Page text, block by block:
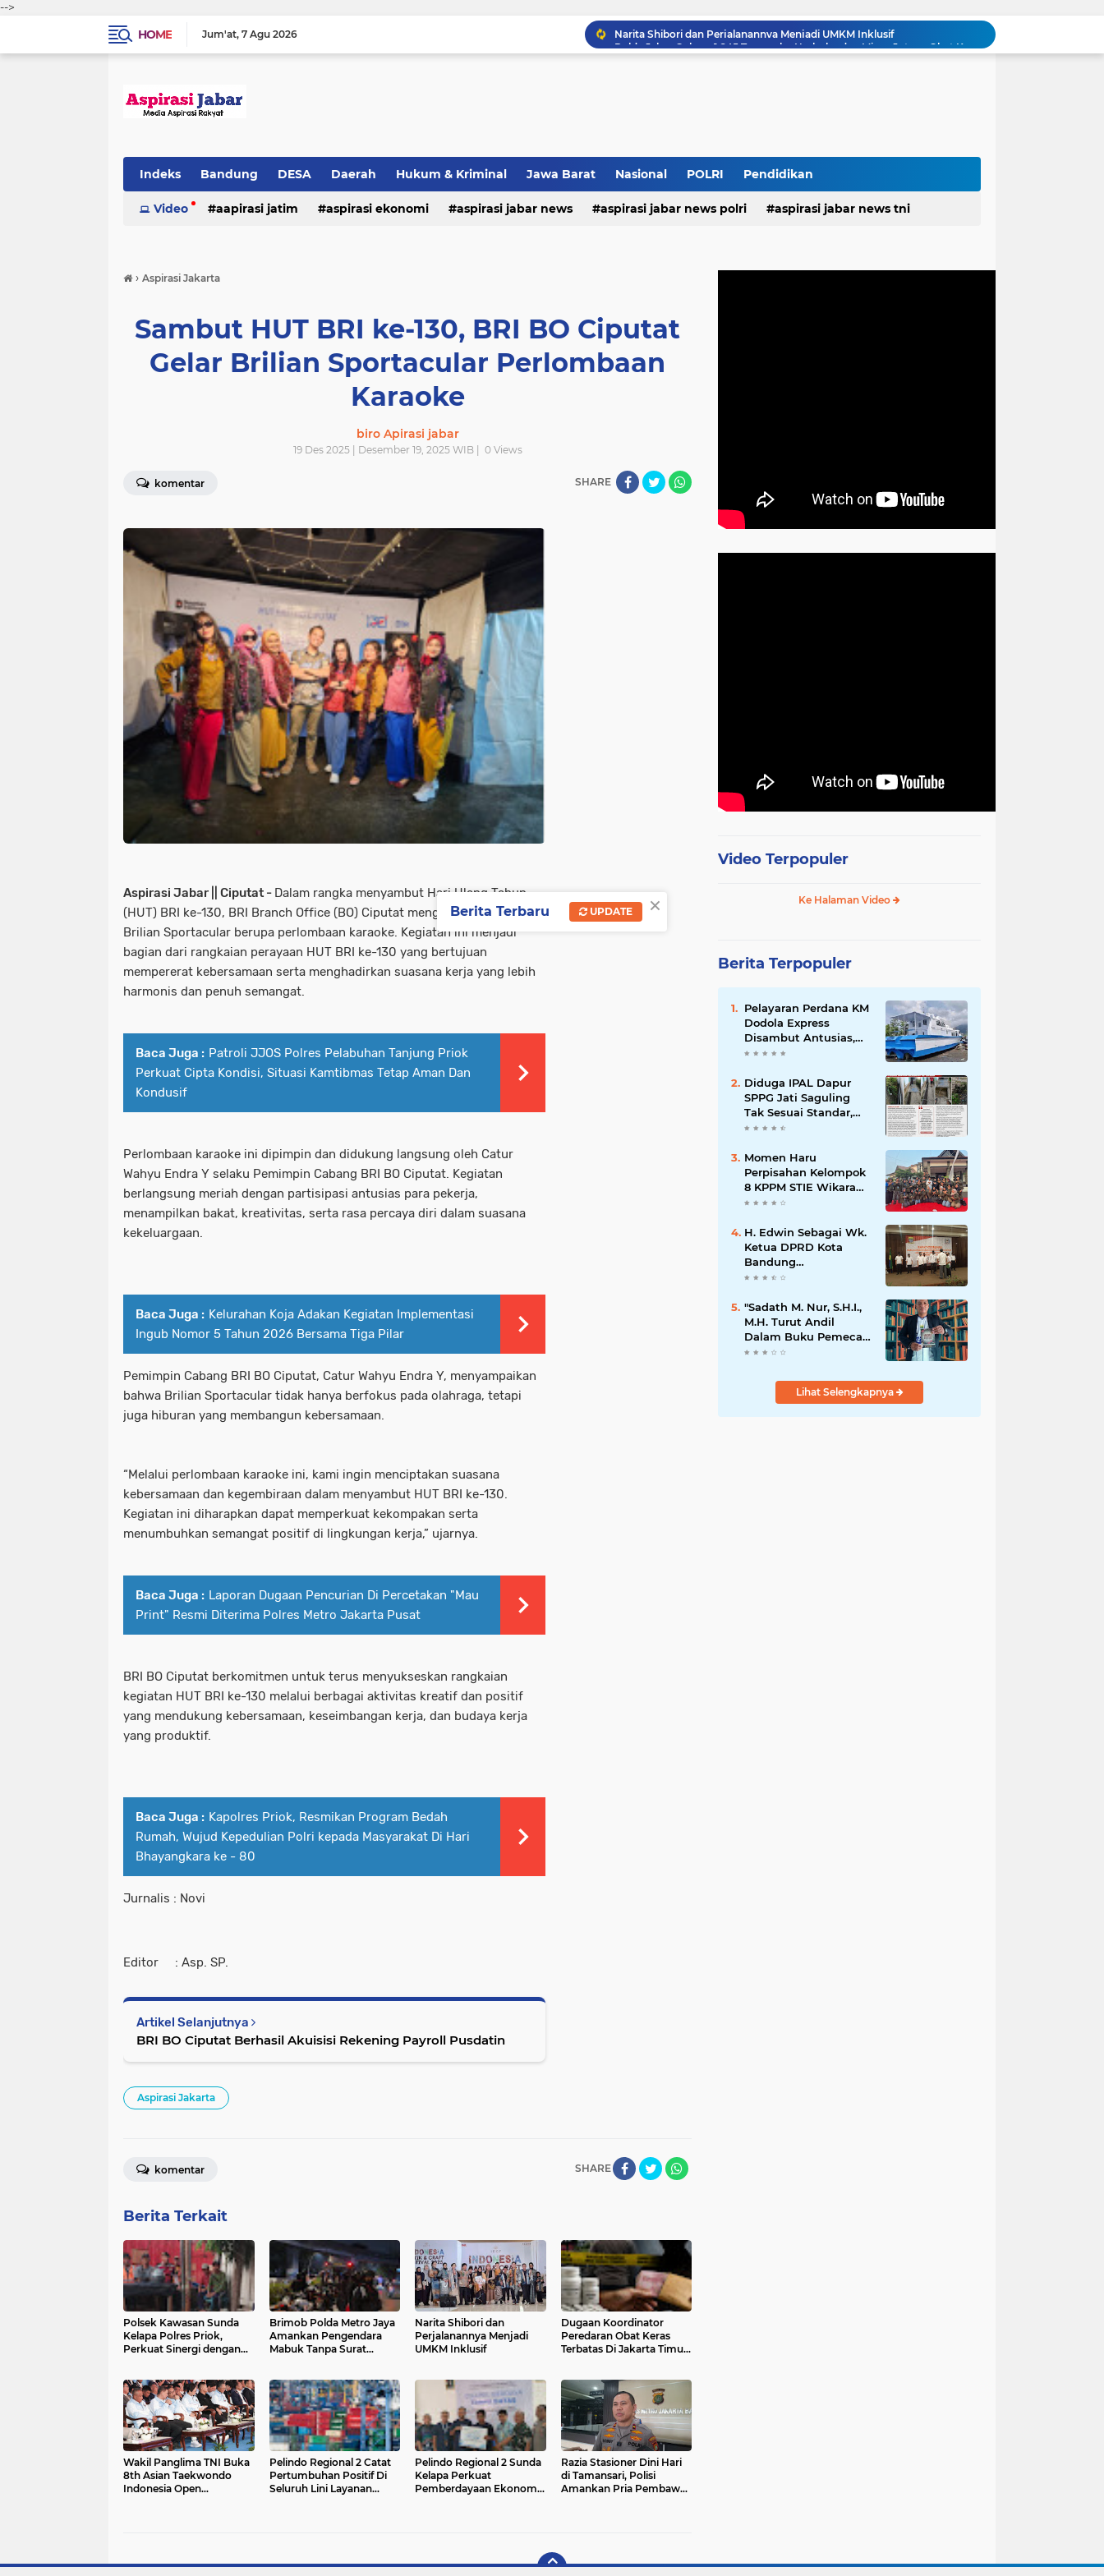
-->
HOME
Jum'at 7 Agu 2026
Ribuan Knalpot Brong Disita Polisi, Gubernur Jabar Kang Dedi Bakal Berikan Kompensasi Knalpot Standar
Proyek Labkesmas mencapai 80 persen progres fisiknya sudah melampaui dari realisasi anggaran
Narita Shibori dan Perjalanannya Menjadi UMKM Inklusif
Indeks Bandung DESA Daerah Hukum & Kriminal Jawa Barat Nasional POLRI Pendidikan
Video aapirasi jatim aspirasi ekonomi aspirasi jabar news aspirasi jabar news polri aspirasi jabar news tni
hukum & kriminal
› Aspirasi Jakarta
Sambut HUT BRI ke-130, BRI BO Ciputat
Gelar Brilian Sportacular Perlombaan
Karaoke
biro Apirasi jabar
19 Des 2025 | Desember 19, 2025 WIB | 0Views
komentar SHARE
Aspirasi Jabar || Ciputat - Dalam rangka menyambut Hari Ulang Tahun
(HUT) BRI ke-130, BRI Branch Office (BO) Ciputat mengadakan kegiatan
Brilian Sportacular berupa perlombaan karaoke. Kegiatan ini menjadi
bagian dari rangkaian perayaan HUT BRI ke-130 yang bertujuan
mempererat kebersamaan serta menghadirkan suasana kerja yang lebih
harmonis dan penuh semangat.
Baca Juga : Patroli JJOS Polres Pelabuhan Tanjung Priok
Perkuat Cipta Kondisi, Situasi Kamtibmas Tetap Aman Dan
Kondusif
Perlombaan karaoke ini dipimpin dan didukung langsung oleh Catur
Wahyu Endra Y selaku Pemimpin Cabang BRI BO Ciputat. Kegiatan
berlangsung meriah dengan partisipasi antusias para pekerja,
menampilkan bakat, kreativitas, serta rasa percaya diri dalam suasana
kekeluargaan.
Baca Juga : Kelurahan Koja Adakan Kegiatan Implementasi
Ingub Nomor 5 Tahun 2026 Bersama Tiga Pilar
Pemimpin Cabang BRI BO Ciputat, Catur Wahyu Endra Y, menyampaikan
bahwa Brilian Sportacular tidak hanya berfokus pada olahraga, tetapi
juga hiburan yang membangun kebersamaan.
“Melalui perlombaan karaoke ini, kami ingin menciptakan suasana
kebersamaan dan kegembiraan dalam menyambut HUT BRI ke-130.
Kegiatan ini diharapkan dapat memperkuat kekompakan serta
menumbuhkan semangat positif di lingkungan kerja,” ujarnya.
Baca Juga : Laporan Dugaan Pencurian Di Percetakan "Mau
Print" Resmi Diterima Polres Metro Jakarta Pusat
BRI BO Ciputat berkomitmen untuk terus menyukseskan rangkaian
kegiatan HUT BRI ke-130 melalui berbagai aktivitas kreatif dan positif
yang mendukung kebersamaan, keseimbangan kerja, dan budaya kerja
yang produktif.
Baca Juga : Kapolres Priok, Resmikan Program Bedah
Rumah, Wujud Kepedulian Polri kepada Masyarakat Di Hari
Bhayangkara ke - 80
Jurnalis : Novi
Editor : Asp. SP.
Artikel Selanjutnya
BRI BO Ciputat Berhasil Akuisisi Rekening Payroll Pusdatin
Aspirasi Jakarta
SHARE
komentar
Berita Terkait
Polsek Kawasan Sunda
Kelapa Polres Priok,
Perkuat Sinergi dengan
Jakarta On The Spot
Brimob Polda Metro Jaya
Amankan Pengendara
Mabuk Tanpa Surat
Narita Shibori dan
Perjalanannya Menjadi
UMKM Inklusif
Dugaan Koordinator
Peredaran Obat Keras
Terbatas Di Jakarta Timur
Wakil Panglima TNI Buka
8th Asian Taekwondo
Indonesia Open
Pelindo Regional 2 Catat
Pertumbuhan Positif Di
Seluruh Lini Layanan
Pelindo Regional 2 Sunda
Kelapa Perkuat
Pemberdayaan Ekonomi
Razia Stasioner Dini Hari
di Tamansari, Polisi
Amankan Pria Pembawa
Video Terpopuler
Ke Halaman Video
Berita Terpopuler
Pelayaran Perdana KM
Dodola Express
Disambut Antusias,
Baling-Baling Segera
Diduga IPAL Dapur
SPPG Jati Saguling
Tak Sesuai Standar,
Warga Keluhkan
Mengalir ke Sungai
Momen Haru
Perpisahan Kelompok
8 KPPM STIE Wikara
Bersama Kepala Desa
Kecamatan Bojong
H. Edwin Sebagai Wk.
Ketua DPRD Kota
Bandung
Mengapresiasi Dan
Kepada
Kepemimpinan Merdi
Hajiji Sebagai ketua
DPD Lpm Kota
2021-2026
"Sadath M. Nur, S.H.I.,
M.H. Turut Andil
Dalam Buku Pemecah
Rekor MURI Puisi
Lihat Selengkapnya
×
Berita Terbaru UPDATE